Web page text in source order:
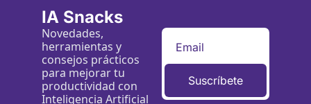
IA Snacks
Novedades,
herramientas y
consejos prácticos
para mejorar tu
productividad con
Suscríbete